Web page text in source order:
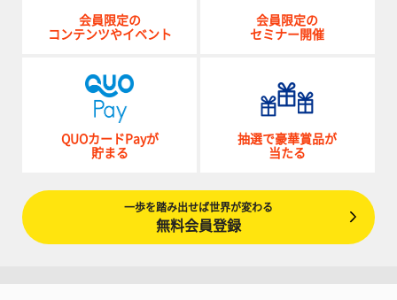
会員限定の
コンテンツやイベント
会員限定の
セミナー開催
QUOカードPayが
貯まる
抽選で豪華賞品が
当たる
一歩を踏み出せば世界が変わる
無料会員登録